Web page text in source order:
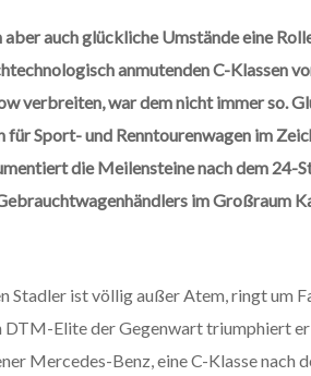
auch glückliche Umstände eine
anmutenden C-Klassen
verbreiten, war dem nicht immer so.
Sport- und Renntourenwagen im
die Meilensteine nach dem 24-
im Großraum
ist völlig außer Atem, ringt um
Elite der Gegenwart triumphiert
Mercedes-Benz, eine C-Klasse nach